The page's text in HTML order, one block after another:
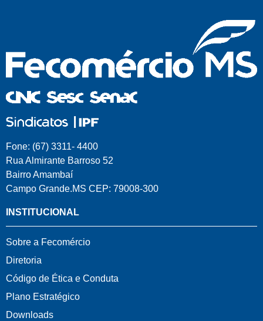
Fone: (67) 3311- 4400
Rua Almirante Barroso 52
Bairro Amambaí
Campo Grande.MS CEP: 79008-300
INSTITUCIONAL
Sobre a Fecomércio
Diretoria
Código de Ética e Conduta
Plano Estratégico
Downloads